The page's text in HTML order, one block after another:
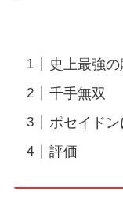
史上最強
千手無双
ポセイドン
評価